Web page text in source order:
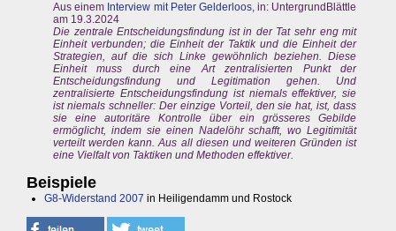
Aus einem Interview mit Peter Gelderloos, in: UntergrundBlättle
am 19.3.2024
Die zentrale Entscheidungsfindung ist in der Tat sehr eng mit
Einheit verbunden; die Einheit der Taktik und die Einheit der
Strategien, auf die sich Linke gewöhnlich beziehen. Diese
Einheit muss durch eine Art zentralisierten Punkt der
Entscheidungsfindung und Legitimation gehen. Und
zentralisierte Entscheidungsfindung ist niemals effektiver, sie
ist niemals schneller: Der einzige Vorteil, den sie hat, ist, dass
sie eine autoritäre Kontrolle über ein grösseres Gebilde
ermöglicht, indem sie einen Nadelöhr schafft, wo Legitimität
verteilt werden kann. Aus all diesen und weiteren Gründen ist
eine Vielfalt von Taktiken und Methoden effektiver.
Beispiele
G8-Widerstand 2007 in Heiligendamm und Rostock